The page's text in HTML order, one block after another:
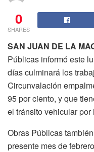
0
SHARES
SAN JUAN DE LA
Públicas informó este
días culminará los
Circunvalación
95 por ciento, y que
el tránsito vehicular
Obras Públicas
presente mes de